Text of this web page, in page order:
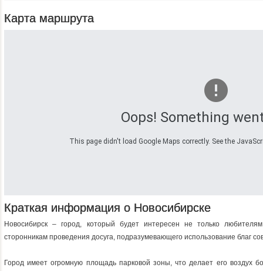
Карта маршрута
Oops! Something
This page didn't load Google Maps correctly. See the
Краткая информация о Новосибирске
Новосибирск – город, который будет интересен не только
сторонникам проведения досуга, подразумевающего использование благ
Город имеет огромную площадь парковой зоны, что делает его воздух